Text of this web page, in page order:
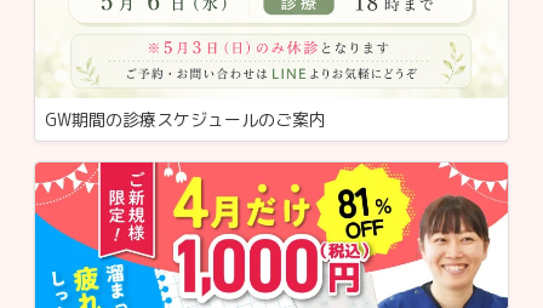
GW期間の診療スケジュールのご案内